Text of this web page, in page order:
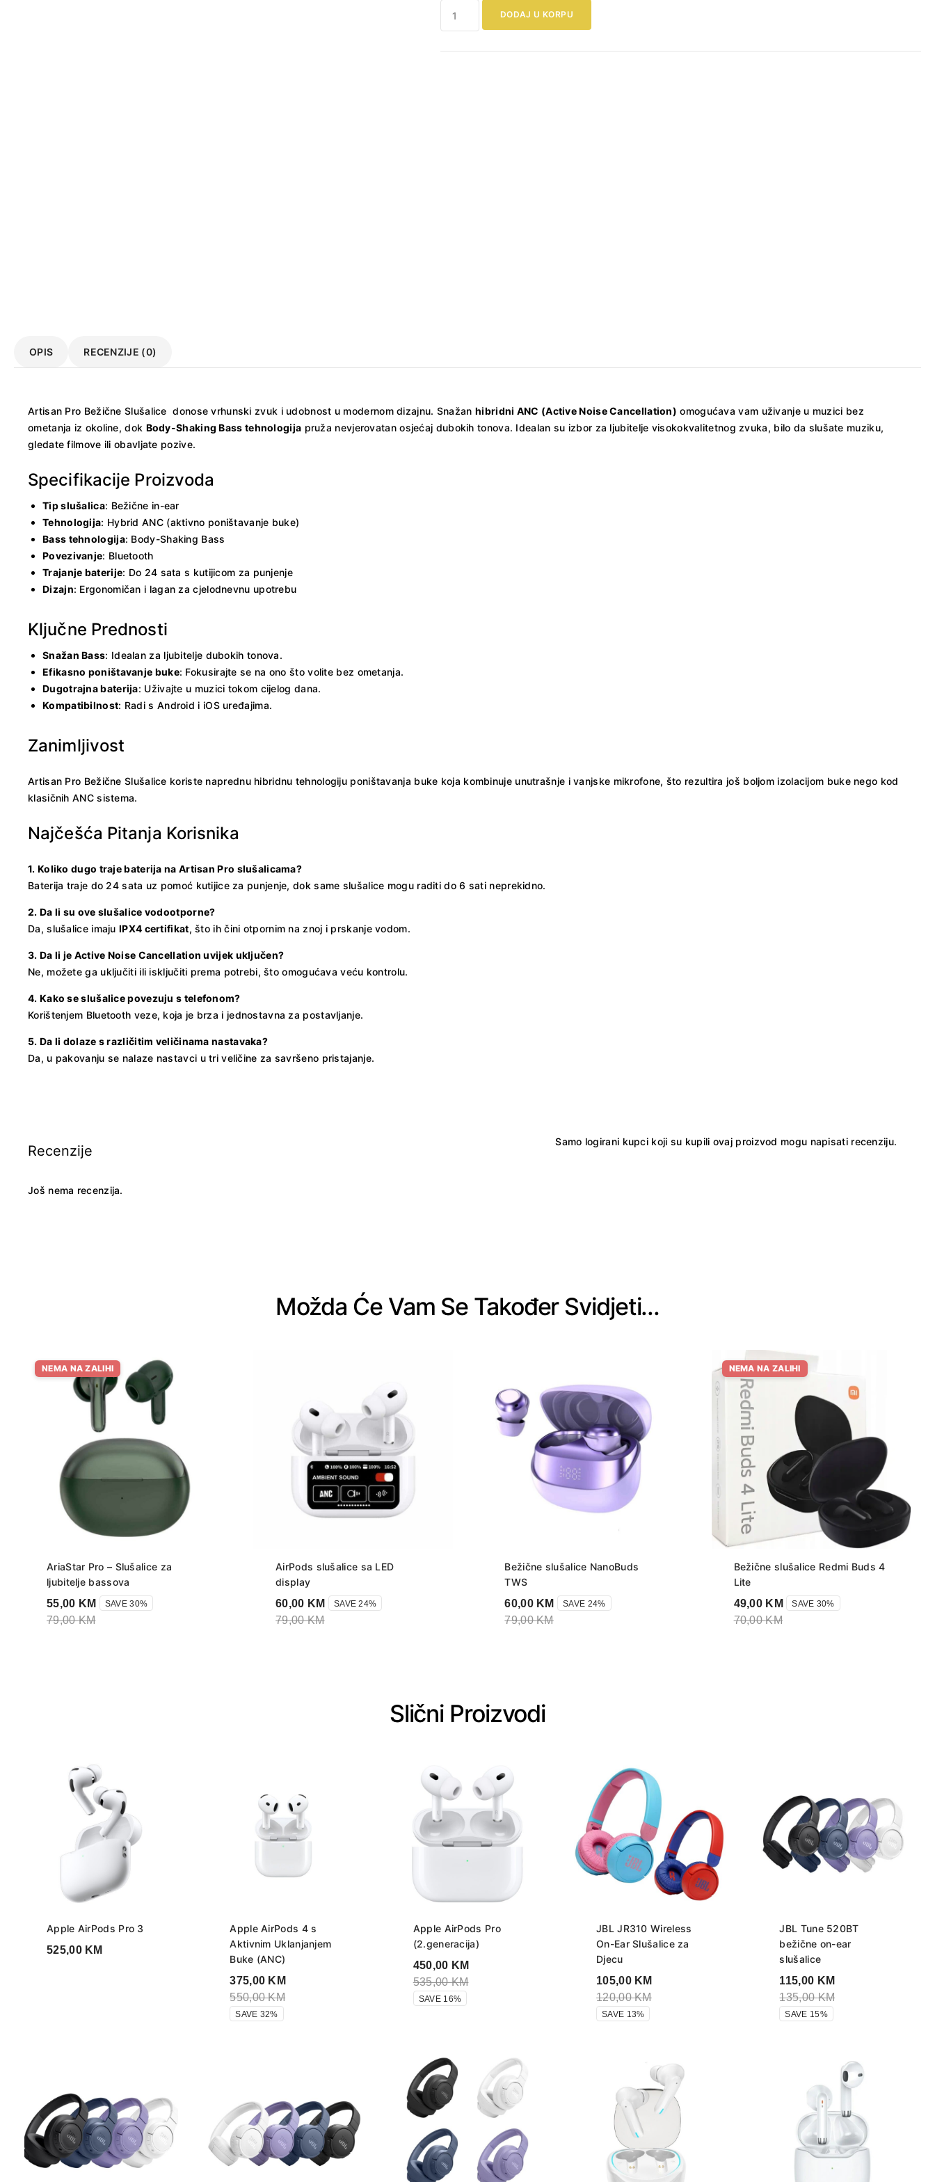
Pro
DODAJ U KORPU
OPIS RECENZIJE (0)
Artisan Pro Bežične Slušalice donose vrhunski zvuk i udobnost u modernom dizajnu. Snažan hibridni ANC (Active Noise Cancellation) omogućava vam uživanje u muzici bez
ometanja iz okoline, dok Body-Shaking Bass tehnologija pruža nevjerovatan osjećaj dubokih tonova. Idealan su izbor za ljubitelje visokokvalitetnog zvuka, bilo da slušate muziku,
gledate filmove ili obavljate pozive.
Specifikacije Proizvoda
Tip slušalica: Bežične in-ear
Tehnologija: Hybrid ANC (aktivno poništavanje buke)
Bass tehnologija: Body-Shaking Bass
Povezivanje: Bluetooth
Trajanje baterije: Do 24 sata s kutijicom za punjenje
Dizajn: Ergonomičan i lagan za cjelodnevnu upotrebu
Ključne Prednosti
Snažan Bass: Idealan za ljubitelje dubokih tonova.
Efikasno poništavanje buke: Fokusirajte se na ono što volite bez ometanja.
Dugotrajna baterija: Uživajte u muzici tokom cijelog dana.
Kompatibilnost: Radi s Android i iOS uređajima.
Zanimljivost
Artisan Pro Bežične Slušalice koriste naprednu hibridnu tehnologiju poništavanja buke koja kombinuje unutrašnje i vanjske mikrofone, što rezultira još boljom izolacijom buke nego kod
klasičnih ANC sistema.
Najčešća Pitanja Korisnika
1. Koliko dugo traje baterija na Artisan Pro slušalicama?
Baterija traje do 24 sata uz pomoć kutijice za punjenje, dok same slušalice mogu raditi do 6 sati neprekidno.
2. Da li su ove slušalice vodootporne?
Da, slušalice imaju IPX4 certifikat, što ih čini otpornim na znoj i prskanje vodom.
3. Da li je Active Noise Cancellation uvijek uključen?
Ne, možete ga uključiti ili isključiti prema potrebi, što omogućava veću kontrolu.
4. Kako se slušalice povezuju s telefonom?
Korištenjem Bluetooth veze, koja je brza i jednostavna za postavljanje.
5. Da li dolaze s različitim veličinama nastavaka?
Da, u pakovanju se nalaze nastavci u tri veličine za savršeno pristajanje.
Recenzije
Još nema recenzija.
Samo logirani kupci koji su kupili ovaj proizvod mogu napisati recenziju.
Možda Će Vam Se Također Svidjeti…
NEMA NA ZALIHI
AriaStar Pro – Slušalice za
ljubitelje bassova
55,00 KM
79,00KM
SAVE 30%
AirPods slušalice sa LED
display
60,00 KM
79,00KM
SAVE 24%
Bežične slušalice NanoBuds
TWS
60,00 KM
79,00KM
SAVE 24%
NEMA NA ZALIHI
Bežične slušalice Redmi Buds 4
Lite
49,00 KM
70,00KM
SAVE 30%
Slični Proizvodi
Apple AirPods Pro 3
525,00 KM
Apple AirPods 4 s
Aktivnim Uklanjanjem
Buke (ANC)
375,00 KM
550,00KM
SAVE 32%
Apple AirPods Pro
(2.generacija)
450,00 KM
535,00KM
SAVE 16%
JBL JR310 Wireless
On-Ear Slušalice za
Djecu
105,00 KM
120,00KM
SAVE 13%
JBL Tune 520BT
bežične on-ear
slušalice
115,00 KM
135,00KM
SAVE 15%